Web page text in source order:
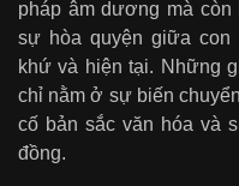
pháp âm dương mà
sự hòa quyện giữa
khứ và hiện tại. Những
chỉ nằm ở sự biến
cố bản sắc văn hóa và
đồng.